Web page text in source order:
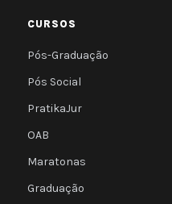
CURSOS
Pós-Graduação
Pós Social
PratikaJur
OAB
Maratonas
Graduação